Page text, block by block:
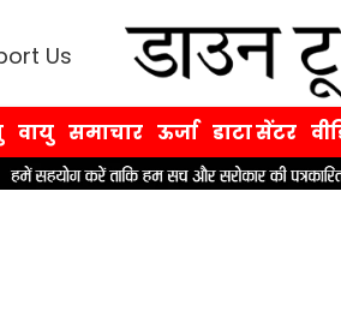
Us
वायु समाचार ऊर्जा डाटा सेंटर